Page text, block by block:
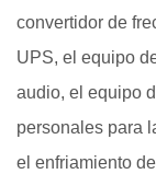
convertidor de
UPS, el equipo
audio, el equipo
personales para
el enfriamiento